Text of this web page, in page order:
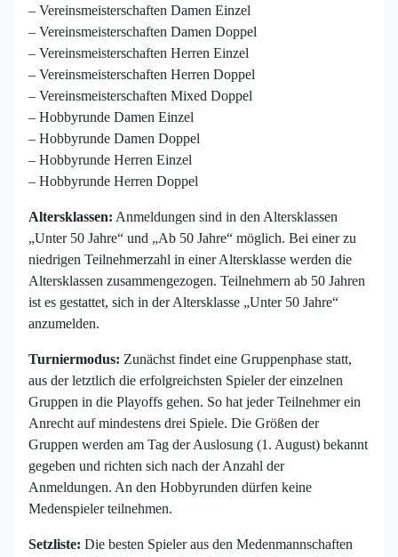
– Vereinsmeisterschaften Damen Einzel
– Vereinsmeisterschaften Damen Doppel
– Vereinsmeisterschaften Herren Einzel
– Vereinsmeisterschaften Herren Doppel
– Vereinsmeisterschaften Mixed Doppel
– Hobbyrunde Damen Einzel
– Hobbyrunde Damen Doppel
– Hobbyrunde Herren Einzel
– Hobbyrunde Herren Doppel
Altersklassen: Anmeldungen sind in den Altersklassen
„Unter 50 Jahre“ und „Ab 50 Jahre“ möglich. Bei einer zu
niedrigen Teilnehmerzahl in einer Altersklasse werden die
Altersklassen zusammengezogen. Teilnehmern ab 50 Jahren
ist es gestattet, sich in der Altersklasse „Unter 50 Jahre“
anzumelden.
Turniermodus: Zunächst findet eine Gruppenphase statt,
aus der letztlich die erfolgreichsten Spieler der einzelnen
Gruppen in die Playoffs gehen. So hat jeder Teilnehmer ein
Anrecht auf mindestens drei Spiele. Die Größen der
Gruppen werden am Tag der Auslosung (1. August) bekannt
gegeben und richten sich nach der Anzahl der
Anmeldungen. An den Hobbyrunden dürfen keine
Medenspieler teilnehmen.
Setzliste: Die besten Spieler aus den Medenmannschaften